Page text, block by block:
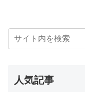
人気記事